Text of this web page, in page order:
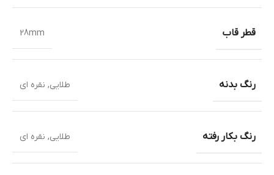
قطر قاب 28mm
رنگ بدنه طلایی, نقره ای
رنگ بکار رفته طلایی, نقره ای